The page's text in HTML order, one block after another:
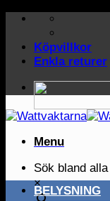
Skip
contentKöpvillkor
Enkla returer
Menu
Sök bland
×
BELYSNING